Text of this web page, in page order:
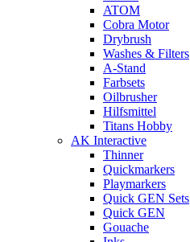
ATOM
Cobra Motor
Drybrush
Washes & Filters
A-Stand
Farbsets
Oilbrusher
Hilfsmittel
Titans Hobby
AK Interactive
Thinner
Quickmarkers
Playmarkers
Quick GEN Sets
Quick GEN
Gouache